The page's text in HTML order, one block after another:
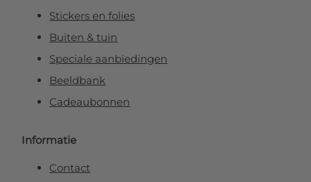
Stickers en folies
Buiten & tuin
Speciale aanbiedingen
Beeldbank
Cadeaubonnen
Informatie
Contact